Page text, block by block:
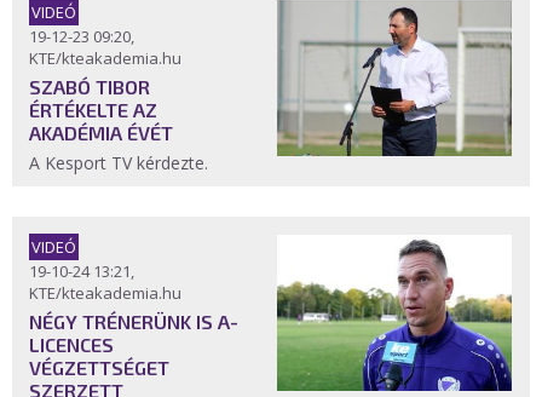
VIDEÓ
19-12-23 09:20,
KTE/kteakademia.hu
SZABÓ TIBOR
ÉRTÉKELTE AZ
AKADÉMIA ÉVÉT
A Kesport TV kérdezte.
VIDEÓ
19-10-24 13:21,
KTE/kteakademia.hu
NÉGY TRÉNERÜNK IS A-
LICENCES
VÉGZETTSÉGET
SZERZETT